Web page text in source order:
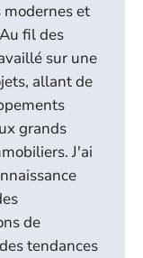
et
fil des
sur une
allant de
grands
J'ai
de
tendances